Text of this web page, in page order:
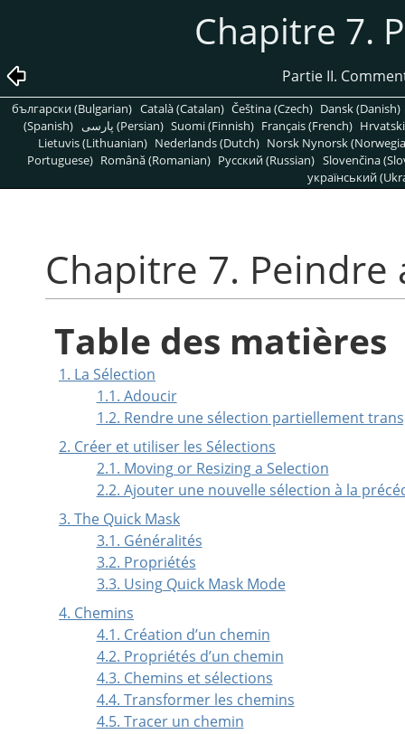
Chapitre 7.
Partie II.
български (Bulgarian) Català (Catalan) Čeština (Czech) Dansk (Danish)
(Spanish)
پارسی (Persian) Suomi (Finnish) Français (French)
Lietuvis (Lithuanian) Nederlands (Dutch) Norsk Nynorsk
Portuguese) Română (Romanian) Pусский (Russian) Slovenčina
український
Chapitre 7. Peindre
Table des matières
1. La Sélection
1.1. Adoucir
1.2. Rendre une sélection partiellement
2. Créer et utiliser les Sélections
2.1. Moving or Resizing a Selection
2.2. Ajouter une nouvelle sélection à la
3. The Quick Mask
3.1. Généralités
3.2. Propriétés
3.3. Using Quick Mask Mode
4. Chemins
4.1. Création d’un chemin
4.2. Propriétés d’un chemin
4.3. Chemins et sélections
4.4. Transformer les chemins
4.5. Tracer un chemin